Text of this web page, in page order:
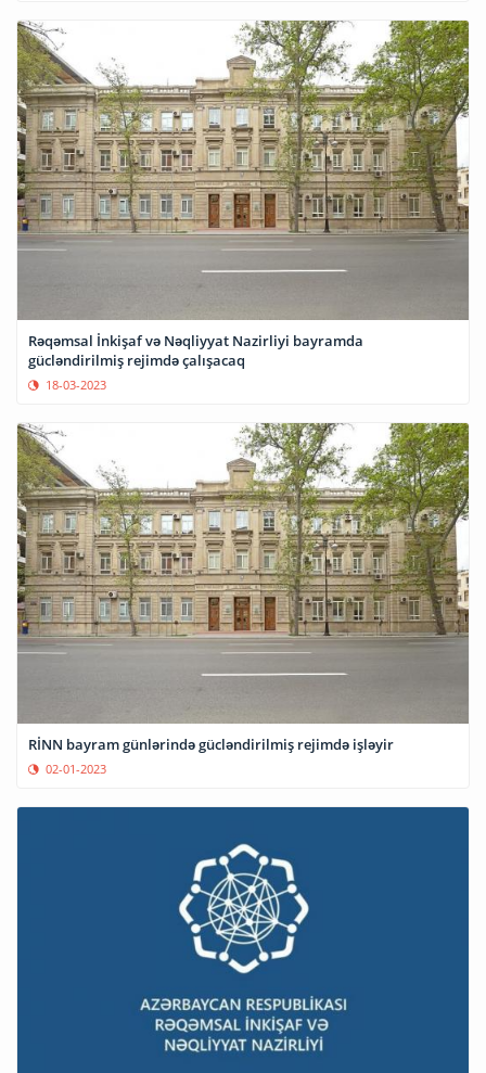
Rəqəmsal İnkişaf və Nəqliyyat Nazirliyi bayramda
gücləndirilmiş rejimdə çalışacaq
18-03-2023
RİNN bayram günlərində gücləndirilmiş rejimdə işləyir
02-01-2023